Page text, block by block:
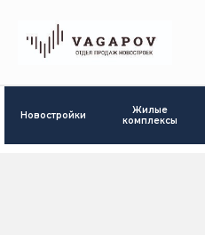
Новостройки
Жилые
комплексы